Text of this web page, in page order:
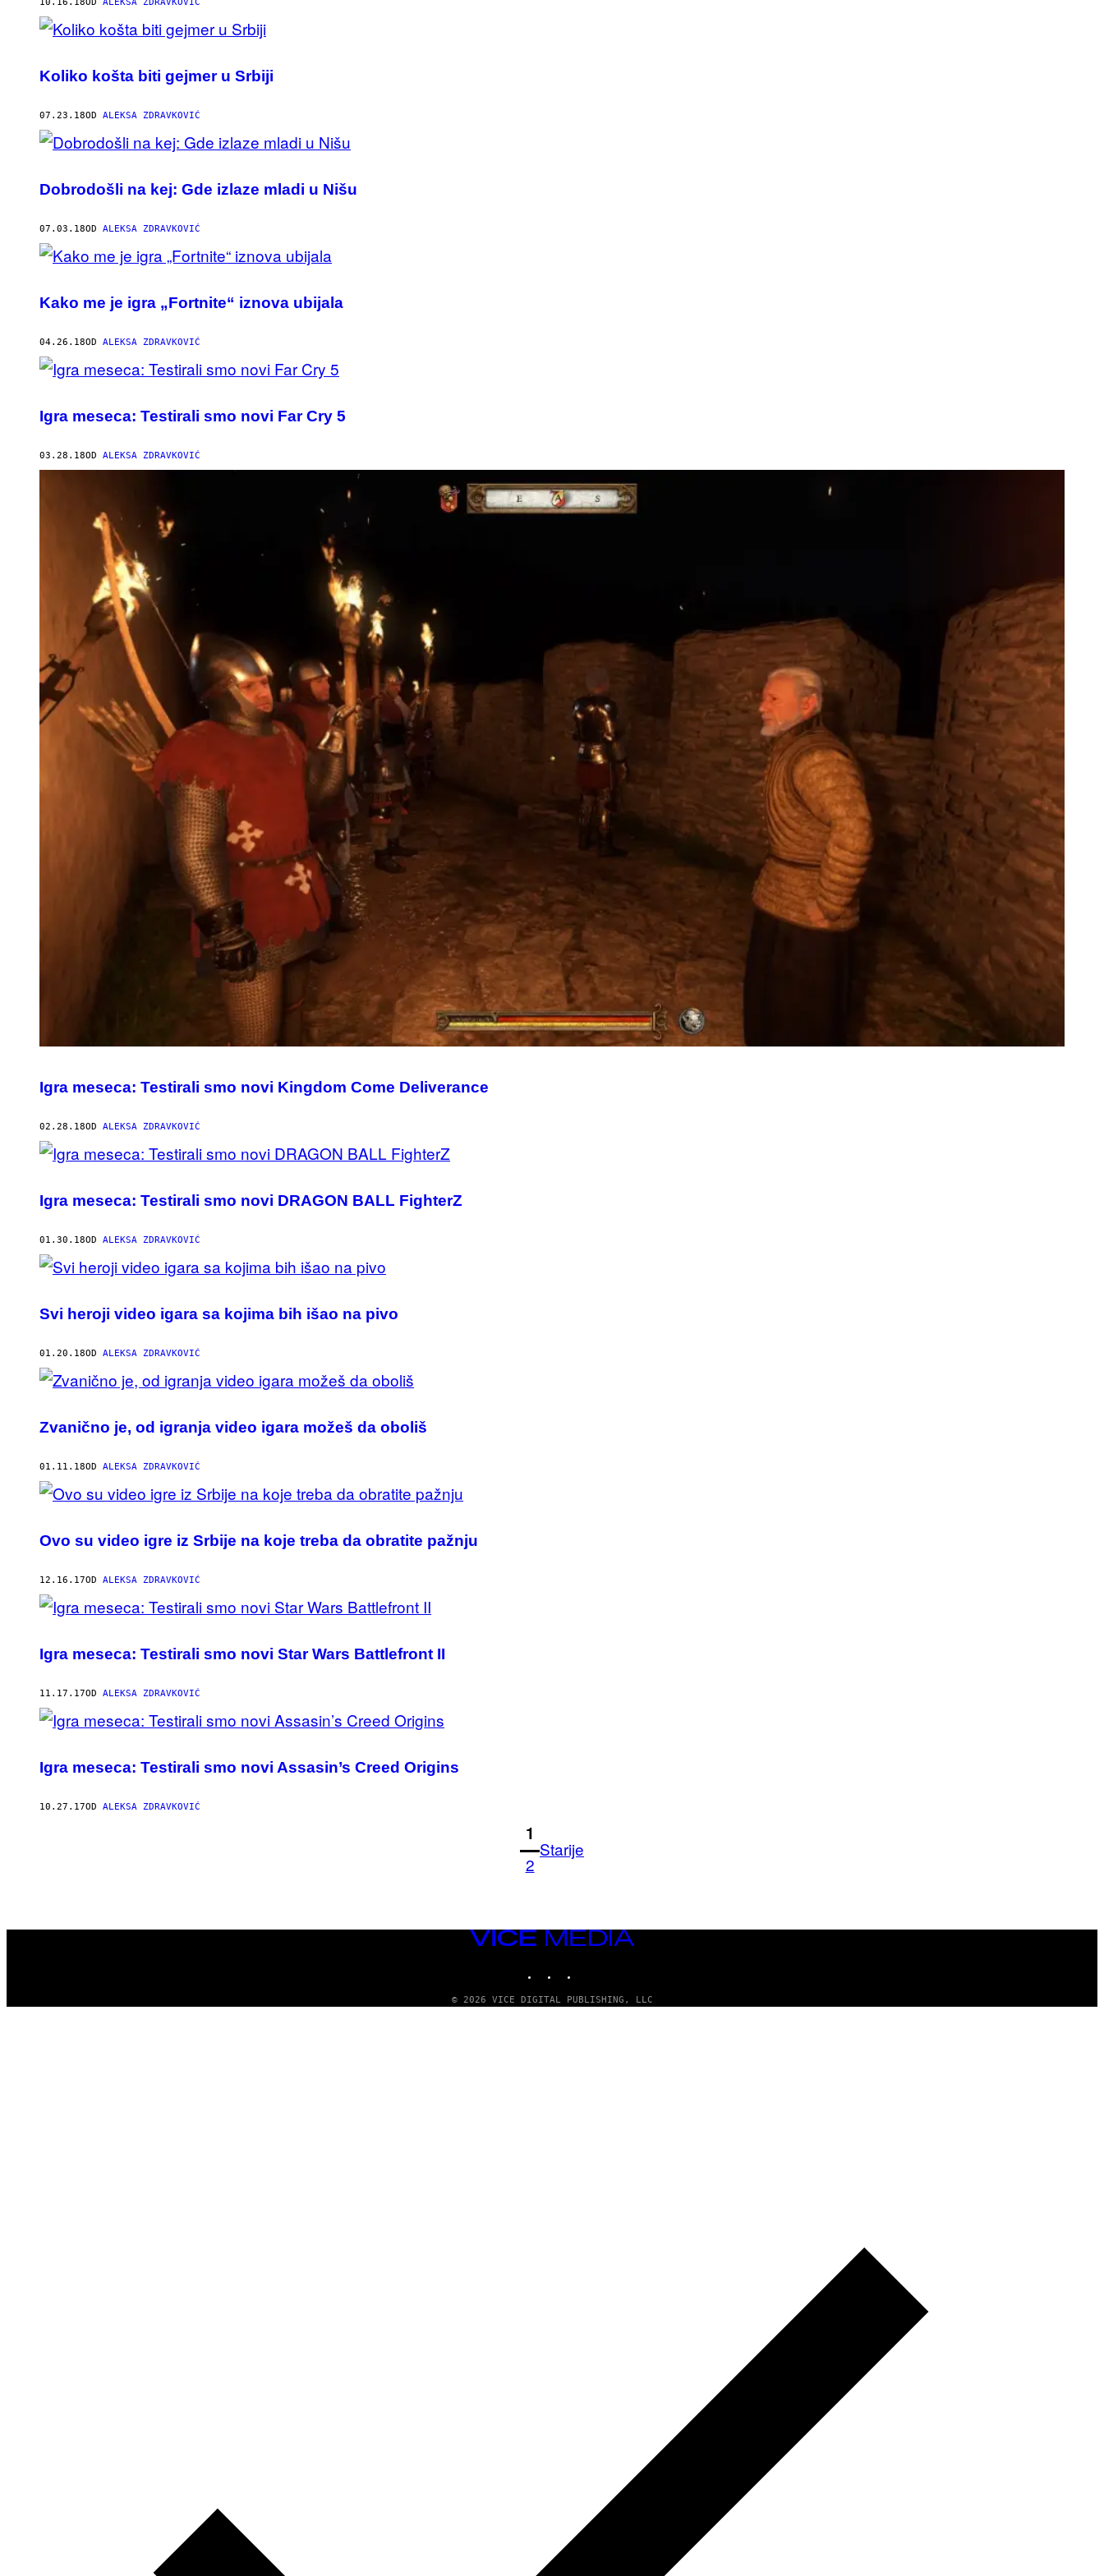
10.16.18OD ALEKSA ZDRAVKOVIĆ
Koliko košta biti gejmer u Srbiji
07.23.18OD ALEKSA ZDRAVKOVIĆ
Dobrodošli na kej: Gde izlaze mladi u Nišu
07.03.18OD ALEKSA ZDRAVKOVIĆ
Kako me je igra „Fortnite“ iznova ubijala
04.26.18OD ALEKSA ZDRAVKOVIĆ
Igra meseca: Testirali smo novi Far Cry 5
03.28.18OD ALEKSA ZDRAVKOVIĆ
Igra meseca: Testirali smo novi Kingdom Come Deliverance
02.28.18OD ALEKSA ZDRAVKOVIĆ
Igra meseca: Testirali smo novi DRAGON BALL FighterZ
01.30.18OD ALEKSA ZDRAVKOVIĆ
Svi heroji video igara sa kojima bih išao na pivo
01.20.18OD ALEKSA ZDRAVKOVIĆ
Zvanično je, od igranja video igara možeš da oboliš
01.11.18OD ALEKSA ZDRAVKOVIĆ
Ovo su video igre iz Srbije na koje treba da obratite pažnju
12.16.17OD ALEKSA ZDRAVKOVIĆ
Igra meseca: Testirali smo novi Star Wars Battlefront II
11.17.17OD ALEKSA ZDRAVKOVIĆ
Igra meseca: Testirali smo novi Assasin’s Creed Origins
10.27.17OD ALEKSA ZDRAVKOVIĆ
1
2
Starije
VICE
© 2026 VICE DIGITAL PUBLISHING, LLC